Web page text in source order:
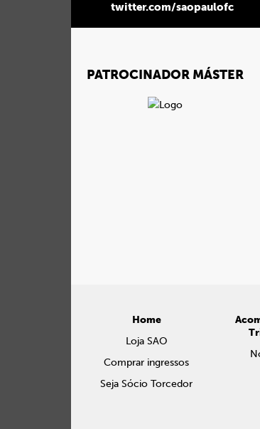
twitter.com/saopaulofc
PATROCINADOR MÁSTER
Home
Loja SAO
Comprar ingressos
Seja Sócio Torcedor